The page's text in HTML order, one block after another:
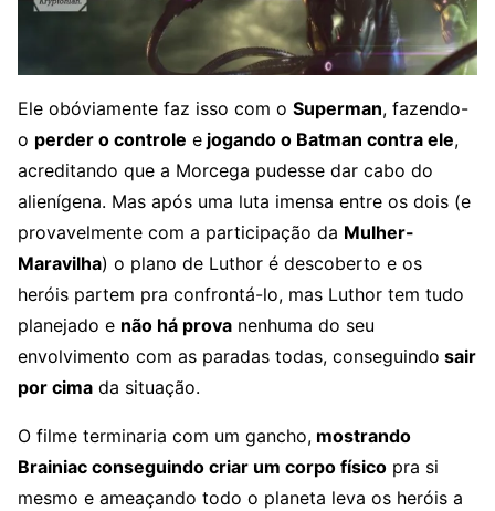
Ele obóviamente faz isso com o Superman, fazendo-
o perder o controle e jogando o Batman contra ele,
acreditando que a Morcega pudesse dar cabo do
alienígena. Mas após uma luta imensa entre os dois (e
provavelmente com a participação da Mulher-
Maravilha) o plano de Luthor é descoberto e os
heróis partem pra confrontá-lo, mas Luthor tem tudo
planejado e não há prova nenhuma do seu
envolvimento com as paradas todas, conseguindo sair
por cima da situação.
O filme terminaria com um gancho, mostrando
Brainiac conseguindo criar um corpo físico pra si
mesmo e ameaçando todo o planeta leva os heróis a